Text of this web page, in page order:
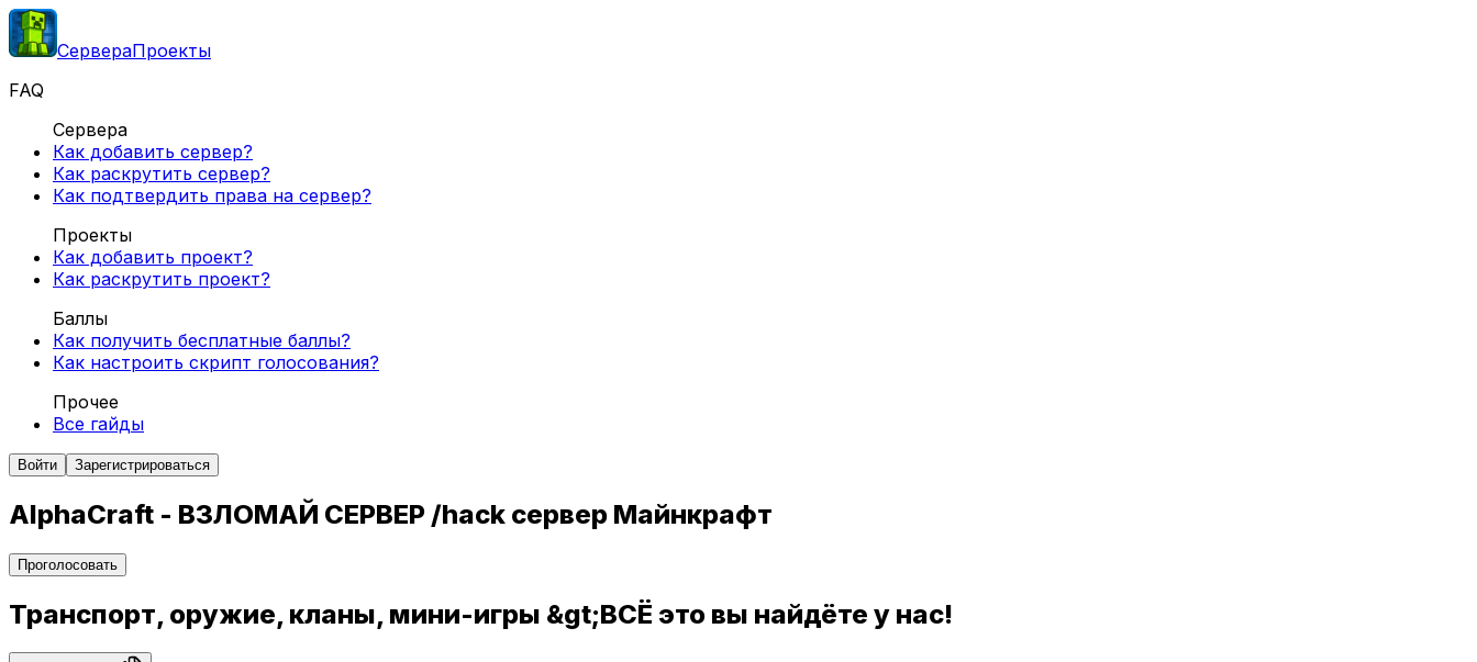
СервераПроекты
FAQ
Сервера
Как добавить сервер?
Как раскрутить сервер?
Как подтвердить права на сервер?
Проекты
Как добавить проект?
Как раскрутить проект?
Баллы
Как получить бесплатные баллы?
Как настроить скрипт голосования?
Прочее
Все гайды
Войти Зарегистрироваться
AlphaCraft - ВЗЛОМАЙ СЕРВЕР /hack сервер Майнкрафт
Проголосовать
Транспорт, оружие, кланы, мини-игры &gt;ВСЁ это вы найдёте у нас!